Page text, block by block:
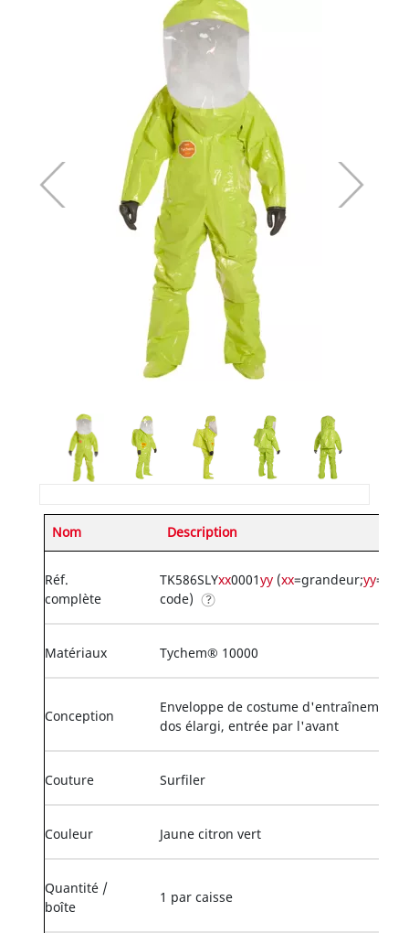
Nom Description
Réf.
complète
TK586SLYxx0001yy (xx=grandeur;yy
code)
Matériaux Tychem® 10000
Conception
Enveloppe de costume d'entraînement,
dos élargi, entrée par l'avant
Couture Surfiler
Couleur Jaune citron vert
Quantité /
boîte
1 par caisse